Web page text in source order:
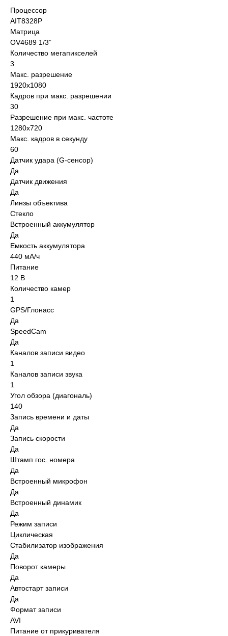
Процессор
AIT8328P
Матрица
OV4689 1/3”
Количество мегапикселей
3
Макс. разрешение
1920x1080
Кадров при макс. разрешении
30
Разрешение при макс. частоте
1280x720
Макс. кадров в секунду
60
Датчик удара (G-сенсор)
Да
Датчик движения
Да
Линзы объектива
Стекло
Встроенный аккумулятор
Да
Емкость аккумулятора
440 мА/ч
Питание
12 В
Количество камер
1
GPS/Глонасс
Да
SpeedCam
Да
Каналов записи видео
1
Каналов записи звука
1
Угол обзора (диагональ)
140
Запись времени и даты
Да
Запись скорости
Да
Штамп гос. номера
Да
Встроенный микрофон
Да
Встроенный динамик
Да
Режим записи
Циклическая
Стабилизатор изображения
Да
Поворот камеры
Да
Автостарт записи
Да
Формат записи
AVI
Питание от прикуривателя